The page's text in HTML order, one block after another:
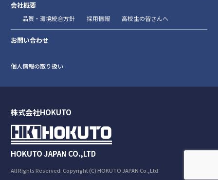
株式会社HOKUTO
HOKUTO JAPAN CO.,LTD
All Rights Reserved. Copyright (C) HOKUTO JAPAN Co.,Ltd
会社概要
品質・環境統合方針 採用情報 高校生の皆さんへ
お問い合わせ
個人情報の取り扱い